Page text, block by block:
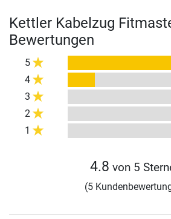
Kettler Kabelzug
Bewertungen
5
4
3
2
1
4.8 von 5
(5